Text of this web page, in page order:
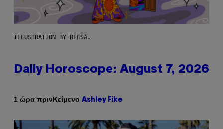
ILLUSTRATION BY REESA.
Daily Horoscope: August 7, 2026
1 ώρα πρινΚείμενο Ashley Fike